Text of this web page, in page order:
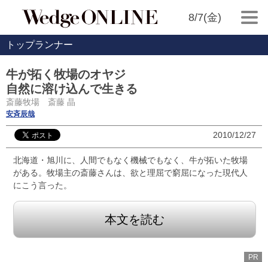
8/7(金)
トップランナー
牛が拓く牧場のオヤジ
自然に溶け込んで生きる
斎藤牧場 斎藤 晶
安斉辰哉
2010/12/27
北海道・旭川に、人間でもなく機械でもなく、牛が拓いた牧場
がある。牧場主の斎藤さんは、欲と理屈で窮屈になった現代人
にこう言った。
本文を読む
PR